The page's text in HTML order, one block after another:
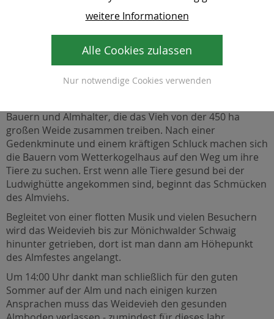
Da das Weidevieh mit echten Alpenblumen geschmückt
wird, beginnen die Arbeiten schon einige Tage vorher.
Alpenblumen (Enzian, Erika, Ebereschefrüchte,
Schafgabe) um in mühevoller Handarbeit aus den
Wenn die Künstlerarbeiten vorbei sind, beginnt bereits
Bauern und Almhalter, die das Vieh von der 450 ha
großen Weide zusammen treiben. Nach einer
Gedenkminute und einem kräftigen Schluck machen sich
die Bauern vom Wetterkogelhaus auf den Weg um ihre
Tiere zu suchen. Erst wenn alle Tiere gesund bei der
Ludwighütte angekommen sind, beginnt das Schmücken
des Almviehs.
Begleitet von einer flotten Musik und vielen Besuchern
wird das Weidevieh bis zur Mönichwalder Schwaig
hinunter getrieben, dort ist man dann am Höhepunkt
des Almfestes angelangt.
Um 14:00 Uhr dankt man schließlich für den guten
Sommer auf der Alm und nach einigen kurzen
Ansprachen muss das Weidevieh den gesunden
weitere Informationen
Alle Cookies zulassen
Nur notwendige Cookies verwenden